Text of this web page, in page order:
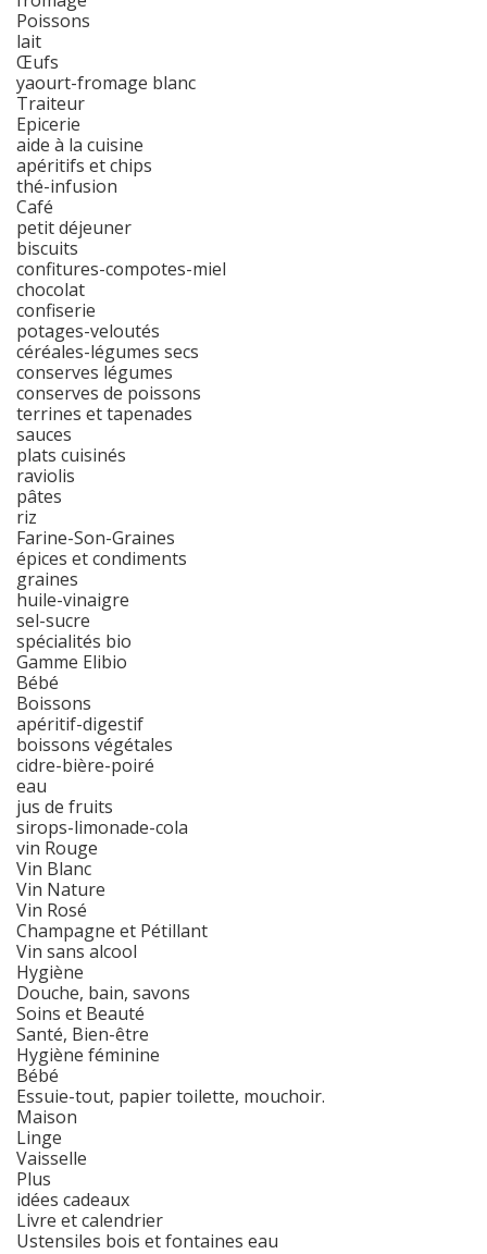
Poissons
lait
Œufs
yaourt-fromage blanc
Traiteur
Epicerie
aide à la cuisine
apéritifs et chips
thé-infusion
Café
petit déjeuner
biscuits
confitures-compotes-miel
chocolat
confiserie
potages-veloutés
céréales-légumes secs
conserves légumes
conserves de poissons
terrines et tapenades
sauces
plats cuisinés
raviolis
pâtes
riz
Farine-Son-Graines
épices et condiments
graines
huile-vinaigre
sel-sucre
spécialités bio
Gamme Elibio
Bébé
Boissons
apéritif-digestif
boissons végétales
cidre-bière-poiré
eau
jus de fruits
sirops-limonade-cola
vin Rouge
Vin Blanc
Vin Nature
Vin Rosé
Champagne et Pétillant
Vin sans alcool
Hygiène
Douche, bain, savons
Soins et Beauté
Santé, Bien-être
Hygiène féminine
Bébé
Essuie-tout, papier toilette, mouchoir.
Maison
Linge
Vaisselle
Plus
idées cadeaux
Livre et calendrier
Ustensiles bois et fontaines eau